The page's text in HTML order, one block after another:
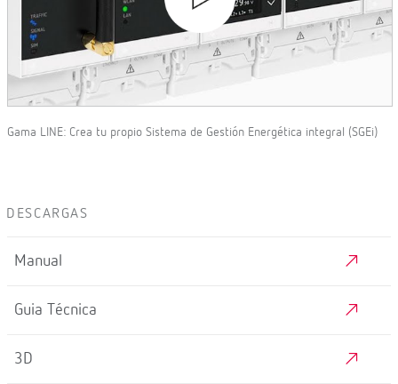
Gama LINE: Crea tu propio Sistema de Gestión Energética integral (SGEi)
DESCARGAS
Manual
Guia Técnica
3D